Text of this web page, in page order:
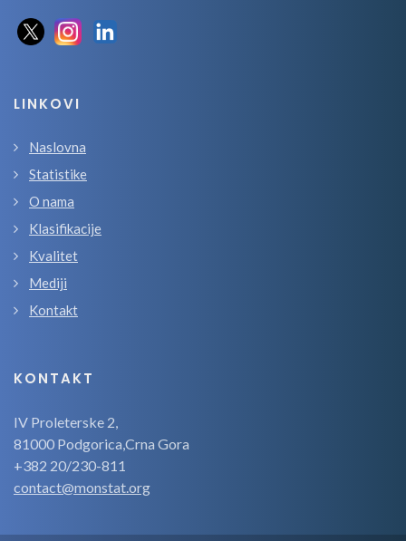
LINKOVI
Naslovna
Statistike
O nama
Klasifikacije
Kvalitet
Mediji
Kontakt
KONTAKT
IV Proleterske 2,
81000 Podgorica,Crna Gora
+382 20/230-811
contact@monstat.org